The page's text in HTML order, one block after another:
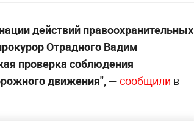
действий правоохранительных
Отрадного Вадим
проверка соблюдения
движения", — сообщили в